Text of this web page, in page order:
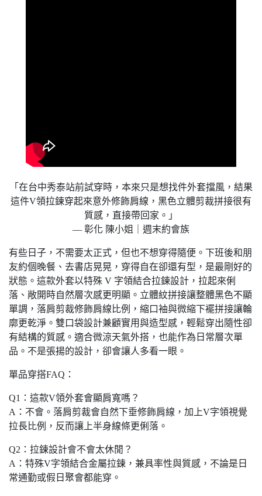
「在台中秀泰站前試穿時，本來只是想找件外套擋風，結果
這件V領拉鍊穿起來意外修飾肩線，黑色立體剪裁拼接很有
質感，直接帶回家。」
— 彰化 陳小姐｜週末約會族
有些日子，不需要太正式，但也不想穿得隨便。下班後和朋
友約個晚餐、去書店晃晃，穿得自在卻還有型，是最剛好的
狀態。這款外套以特殊 V 字領結合拉鍊設計，拉起來俐
落、敞開時自然層次感更明顯。立體紋拼接讓整體黑色不顯
單調，落肩剪裁修飾肩線比例，縮口袖與微縮下襬拼接讓輪
廓更乾淨。雙口袋設計兼顧實用與造型感，輕鬆穿出隨性卻
有結構的質感。適合微涼天氣外搭，也能作為日常層次單
品。不是張揚的設計，卻會讓人多看一眼。
單品穿搭FAQ：
Q1：這款V領外套會顯肩寬嗎？
A：不會。落肩剪裁會自然下垂修飾肩線，加上V字領視覺
拉長比例，反而讓上半身線條更俐落。
Q2：拉鍊設計會不會太休閒？
A：特殊V字領結合金屬拉鍊，兼具率性與質感，不論是日
常通勤或假日聚會都能穿。